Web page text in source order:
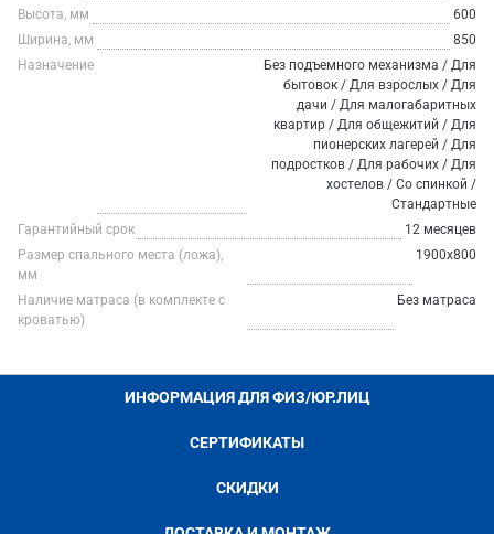
Высота, мм
600
Ширина, мм
850
Назначение
Без подъемного механизма / Для
бытовок / Для взрослых / Для
дачи / Для малогабаритных
квартир / Для общежитий / Для
пионерских лагерей / Для
подростков / Для рабочих / Для
хостелов / Со спинкой /
Стандартные
Гарантийный срок
12 месяцев
Размер спального места (ложа),
мм
1900х800
Наличие матраса (в комплекте с
кроватью)
Без матраса
ИНФОРМАЦИЯ ДЛЯ ФИЗ/ЮР.ЛИЦ
СЕРТИФИКАТЫ
СКИДКИ